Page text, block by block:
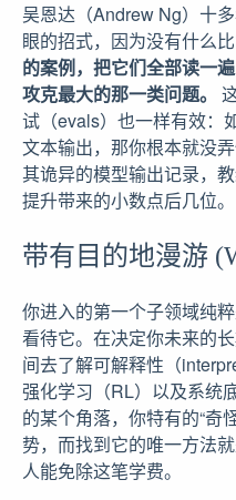
吴恩达（Andrew Ng）十
眼的招式，因为没有什么比
的案例，把它们全部读一
攻克最大的那一类问题。
试（evals）也一样有效：
文本输出，那你根本就没
其诡异的模型输出记录，
提升带来的小数点后几位。
带有目的地漫游
你进入的第一个子领域纯
看待它。在决定你未来的
间去了解可解释性（
强化学习（RL）以及系统
的某个角落，你特有的“奇
势，而找到它的唯一方法
人能免除这笔学费。